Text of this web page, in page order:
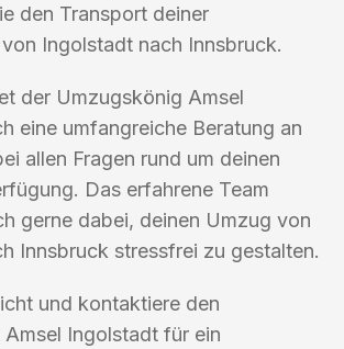
den Transport deiner
Ingolstadt nach Innsbruck.
der Umzugskönig Amsel
eine umfangreiche Beratung an
allen Fragen rund um deinen
Das erfahrene Team
gerne dabei, deinen Umzug von
Innsbruck stressfrei zu gestalten.
und kontaktiere den
Ingolstadt für ein